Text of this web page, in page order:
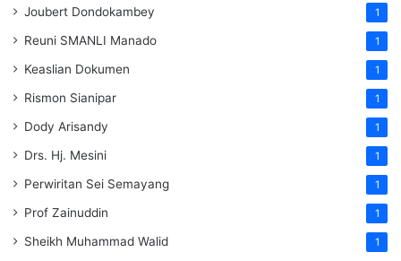
Joubert Dondokambey 1
Reuni SMANLI Manado 1
Keaslian Dokumen 1
Rismon Sianipar 1
Dody Arisandy 1
Drs. Hj. Mesini 1
Perwiritan Sei Semayang 1
Prof Zainuddin 1
Sheikh Muhammad Walid 1